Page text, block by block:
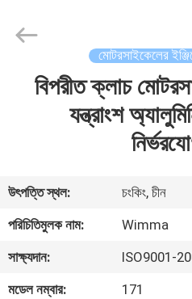
ভিডিও
সম্বন্ধে
Parts
Reserved.
মোটরসাইকেলের
বিপরীত ক্লাচ
যন্ত্রাংশ
উৎপত্তি স্থল:
চংকিং, চীন
পরিচিতিমুলক নাম:
Wimma
সাক্ষ্যদান:
ISO9001-
মডেল নম্বার:
171